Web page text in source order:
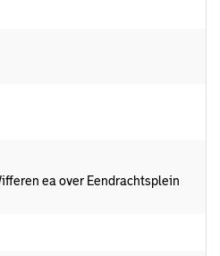
ea over Eendrachtsplein